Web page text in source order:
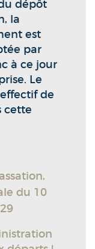
dépôt
la
est
par
à ce jour
Le
de
cette
du 10